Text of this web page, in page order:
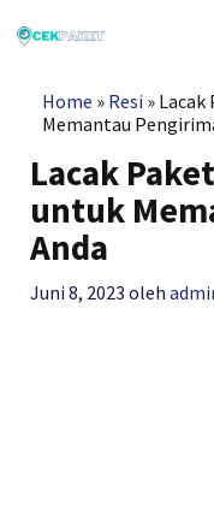
ke
Home » Resi » Lacak
Memantau
Lacak
untuk
Anda
Juni 8, 2023 oleh